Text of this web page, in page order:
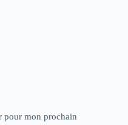
pour mon prochain